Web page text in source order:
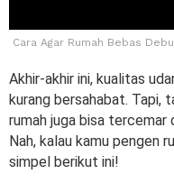
Cara Agar Rumah Bebas
Akhir-akhir ini, kualitas
kurang bersahabat. Tapi,
rumah juga bisa tercemar
Nah, kalau kamu pengen
simpel berikut ini!